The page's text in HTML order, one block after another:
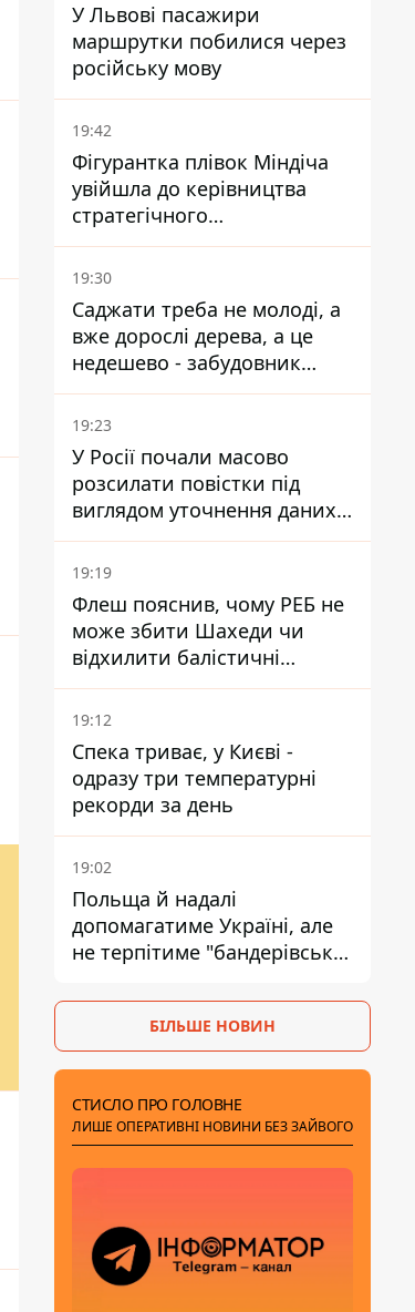
У Львові пасажири
маршрутки побилися через
російську мову
19:42
Фігурантка плівок Міндіча
увійшла до керівництва
стратегічного
держпідприємства -
працювала в Енергоатомі та
була заступницею
Галущенка
19:30
Саджати треба не молоді, а
вже дорослі дерева, а це
недешево - забудовник
Ніконов
19:23
У Росії почали масово
розсилати повістки під
виглядом уточнення даних
для набору контрактників
19:19
Флеш пояснив, чому РЕБ не
може збити Шахеди чи
відхилити балістичні
ракети
19:12
Спека триває, у Києві -
одразу три температурні
рекорди за день
19:02
Польща й надалі
допомагатиме Україні, але
не терпітиме "бандерівської
БІЛЬШЕ НОВИН
СТИСЛО ПРО ГОЛОВНЕ
ЛИШЕ ОПЕРАТИВНІ НОВИНИ БЕЗ ЗАЙВОГО